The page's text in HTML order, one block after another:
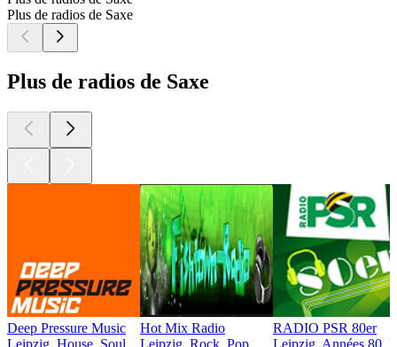
Plus de radios de Saxe
Plus de radios de Saxe
Deep Pressure Music
Leipzig, House, Soul
Hot Mix Radio
Leipzig, Rock, Pop
RADIO PSR 80er
Leipzig, Années 80,